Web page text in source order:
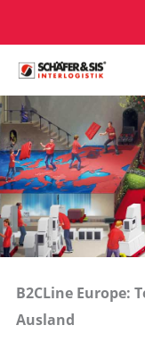
springen
B2CLine Europe:
Ausland